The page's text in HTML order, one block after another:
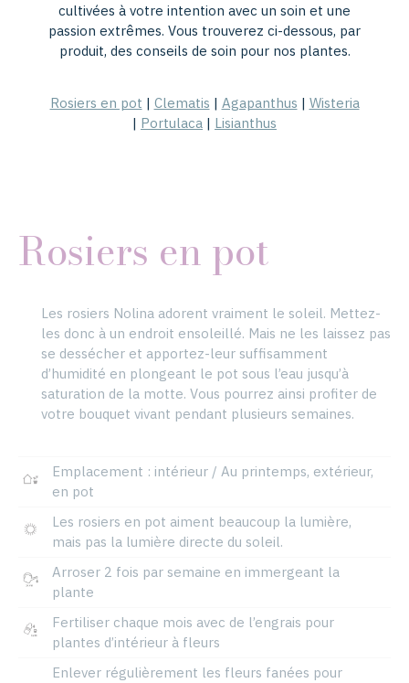
cultivées à votre intention avec un soin et une
passion extrêmes. Vous trouverez ci-dessous, par
produit, des conseils de soin pour nos plantes.
Rosiers en pot | Clematis | Agapanthus | Wisteria
| Portulaca | Lisianthus
Rosiers en pot
Les rosiers Nolina adorent vraiment le soleil. Mettez-
les donc à un endroit ensoleillé. Mais ne les laissez pas
se dessécher et apportez-leur suffisamment
d’humidité en plongeant le pot sous l’eau jusqu’à
saturation de la motte. Vous pourrez ainsi profiter de
votre bouquet vivant pendant plusieurs semaines.
Emplacement : intérieur / Au printemps, extérieur,
en pot
Les rosiers en pot aiment beaucoup la lumière,
mais pas la lumière directe du soleil.
Arroser 2 fois par semaine en immergeant la
plante
Fertiliser chaque mois avec de l’engrais pour
plantes d’intérieur à fleurs
Enlever régulièrement les fleurs fanées pour